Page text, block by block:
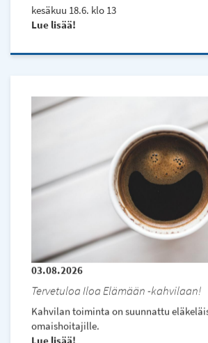
kesäkuu 18.6. klo 13
Lue lisää
03.08.2026
Tervetuloa Iloa Elämään -kahvilaan!
Kahvilan toiminta on suunnattu
omaishoitajille.